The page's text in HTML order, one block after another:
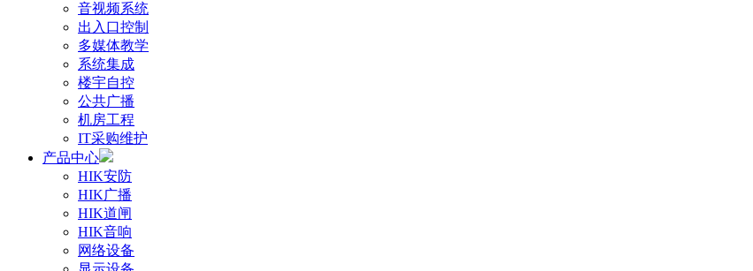
音视频系统
出入口控制
多媒体教学
系统集成
楼宇自控
公共广播
机房工程
IT采购维护
产品中心
HIK安防
HIK广播
HIK道闸
HIK音响
网络设备